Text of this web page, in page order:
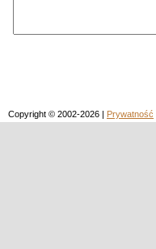
Copyright © 2002-2026 | Prywatność